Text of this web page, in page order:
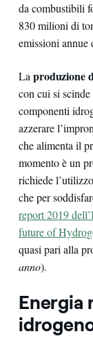
da combustibili
830 milioni di
emissioni annue
Laproduzione
con cui si
componenti
azzerare
che alimenta il
momento è un
richiede
che per
report 2019
future of
quasi pari alla
anno).
Energia